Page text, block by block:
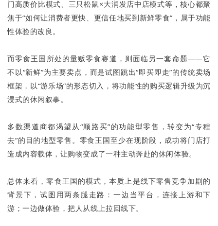
门高质价比模式、三只松鼠×大润发店中店模式等，核心都聚
焦于“如何让消费者更快、更信任地买到新鲜零食”，属于功能
性体验的改良。
而零食王国所处的量贩零食赛道，则面临另一套命题——它
不以“新鲜”为主要卖点，而是试图跳出“即买即走”的传统卖场
框架，以“游乐场”的形态切入，将功能性的购买逻辑升级为沉
浸式的休闲叙事。
多数渠道商都渴望从“顺路买”的功能型零售，转变为“专程
去”的目的地型零售。零食王国至少在现阶段，成功将门店打
造成内容载体，让购物变成了一种主动奔赴的休闲体验。
总体来看，零食王国的模式，本质上是线下零售竞争加剧的
背景下，试图用两条腿走路：一边当平台，连接上游和下
游；一边做体验，把人从线上拉回线下。